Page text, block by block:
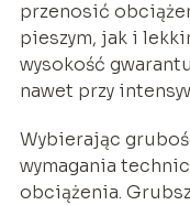
przenosić
pieszym, jak i
wysokość
nawet przy
Wybierając
wymagania
obciążenia.